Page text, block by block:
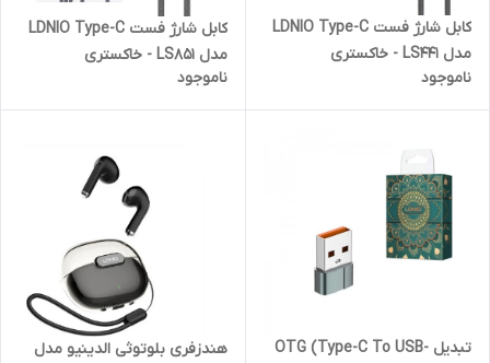
کابل شارژ فست LDNIO Type-C
مدل LS441 - خاکستری
ناموجود
کابل شارژ فست LDNIO Type-C
مدل LS851 - خاکستری
ناموجود
تبدیل OTG (Type-C To USB-
هندزفری بلوتوثی الدینیو مدل